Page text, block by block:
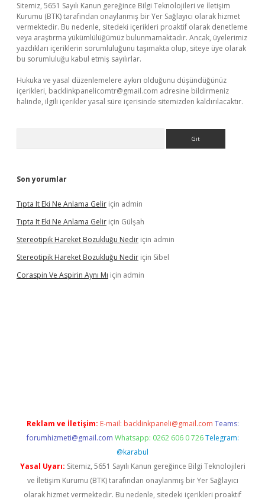
Sitemiz, 5651 Sayılı Kanun gereğince Bilgi Teknolojileri ve İletişim
Kurumu (BTK) tarafından onaylanmış bir Yer Sağlayıcı olarak hizmet
vermektedir. Bu nedenle, sitedeki içerikleri proaktif olarak denetleme
veya araştırma yükümlülüğümüz bulunmamaktadır. Ancak, üyelerimiz
yazdıkları içeriklerin sorumluluğunu taşımakta olup, siteye üye olarak
bu sorumluluğu kabul etmiş sayılırlar.
Hukuka ve yasal düzenlemelere aykırı olduğunu düşündüğünüz
içerikleri, backlinkpanelicomtr@gmail.com adresine bildirmeniz
halinde, ilgili içerikler yasal süre içerisinde sitemizden kaldırılacaktır.
Son yorumlar
Tıpta It Eki Ne Anlama Gelir için admin
Tıpta It Eki Ne Anlama Gelir için Gülşah
Stereotipik Hareket Bozukluğu Nedir için admin
Stereotipik Hareket Bozukluğu Nedir için Sibel
Coraspin Ve Aspirin Aynı Mı için admin
Reklam ve İletişim: E-mail: backlinkpaneli@gmail.com Teams:
forumhizmeti@gmail.com Whatsapp: 0262 606 0 726 Telegram:
@karabul
Yasal Uyarı: Sitemiz, 5651 Sayılı Kanun gereğince Bilgi Teknolojileri
ve İletişim Kurumu (BTK) tarafından onaylanmış bir Yer Sağlayıcı
olarak hizmet vermektedir. Bu nedenle, sitedeki içerikleri proaktif